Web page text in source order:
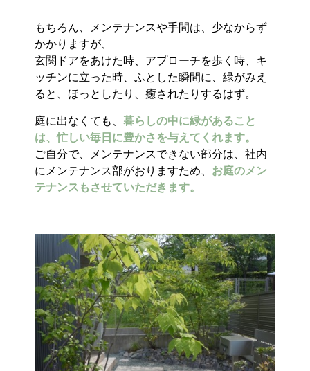
もちろん、メンテナンスや手間は、少なからず
かかりますが、
玄関ドアをあけた時、アプローチを歩く時、キ
ッチンに立った時、ふとした瞬間に、緑がみえ
ると、ほっとしたり、癒されたりするはず。
庭に出なくても、 暮らしの中に緑があること
は、忙しい毎日に豊かさを与えてくれます。
ご自分で、メンテナンスできない部分は、社内
にメンテナンス部がおりますため、 お庭のメン
テナンスもさせていただきます。